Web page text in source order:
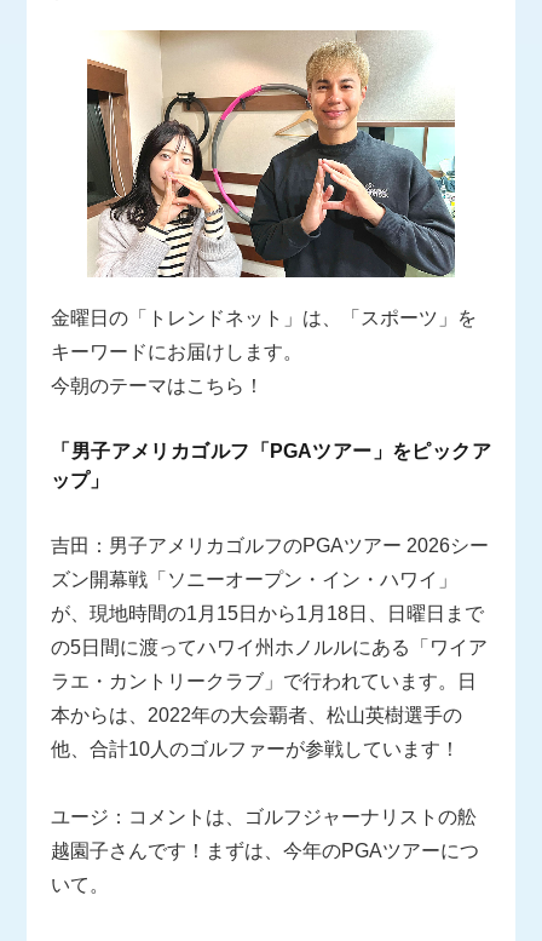
金曜日の「トレンドネット」は、「スポーツ」を
キーワードにお届けします。
今朝のテーマはこちら！
「男子アメリカゴルフ「PGAツアー」をピックア
ップ」
吉田：男子アメリカゴルフのPGAツアー 2026シー
ズン開幕戦「ソニーオープン・イン・ハワイ」
が、現地時間の1月15日から1月18日、日曜日まで
の5日間に渡ってハワイ州ホノルルにある「ワイア
ラエ・カントリークラブ」で行われています。日
本からは、2022年の大会覇者、松山英樹選手の
他、合計10人のゴルファーが参戦しています！
ユージ：コメントは、ゴルフジャーナリストの舩
越園子さんです！まずは、今年のPGAツアーにつ
いて。